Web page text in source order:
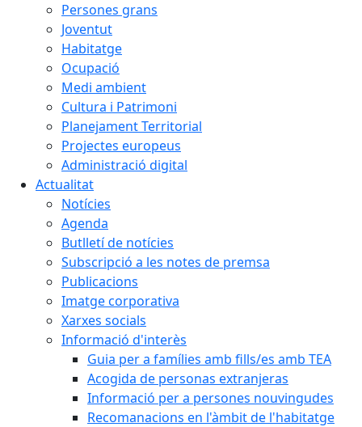
Persones grans
Joventut
Habitatge
Ocupació
Medi ambient
Cultura i Patrimoni
Planejament Territorial
Projectes europeus
Administració digital
Actualitat
Notícies
Agenda
Butlletí de notícies
Subscripció a les notes de premsa
Publicacions
Imatge corporativa
Xarxes socials
Informació d'interès
Guia per a famílies amb fills/es amb TEA
Acogida de personas extranjeras
Informació per a persones nouvingudes
Recomanacions en l'àmbit de l'habitatge